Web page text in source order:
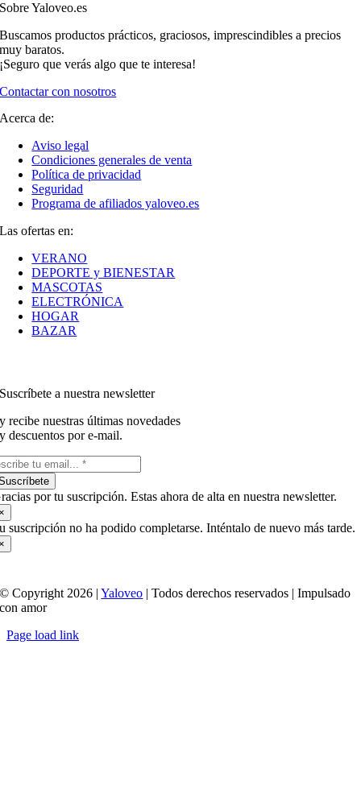
Sobre Yaloveo.es
Buscamos productos prácticos, graciosos, imprescindibles a precios
muy baratos.
¡Seguro que verás algo que te interesa!
Contactar con nosotros
Acerca de:
Aviso legal
Condiciones generales de venta
Política de privacidad
Seguridad
Programa de afiliados yaloveo.es
Las ofertas en:
VERANO
DEPORTE y BIENESTAR
MASCOTAS
ELECTRÓNICA
HOGAR
BAZAR
Suscríbete a nuestra newsletter
y recibe nuestras últimas novedades
y descuentos por e-mail.
por tu suscripción. Estas ahora de alta en nuestra newsletter.
suscripción no ha podido completarse. Inténtalo de nuevo más tarde.
© Copyright 2026 |Yaloveo | Todos derechos reservados | Impulsado
con amor
Page load link